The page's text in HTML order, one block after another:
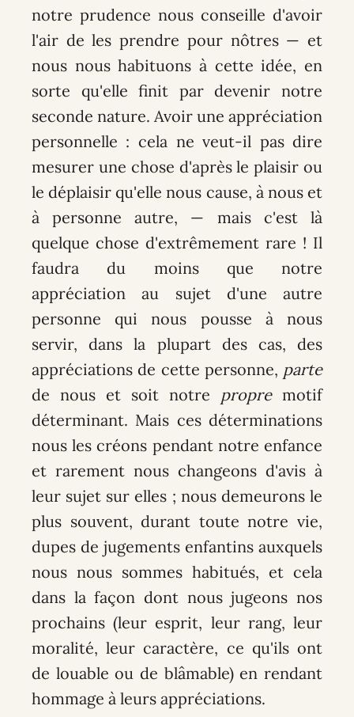
notre prudence nous conseille d'avoir
l'air de les prendre pour nôtres — et
nous nous habituons à cette idée, en
sorte qu'elle finit par devenir notre
seconde nature. Avoir une appréciation
personnelle : cela ne veut-il pas dire
mesurer une chose d'après le plaisir ou
le déplaisir qu'elle nous cause, à nous et
à personne autre, — mais c'est là
quelque chose d'extrêmement rare ! Il
faudra du moins que notre
appréciation au sujet d'une autre
personne qui nous pousse à nous
servir, dans la plupart des cas, des
appréciations de cette personne, parte
de nous et soit notre propremotif
déterminant. Mais ces déterminations
nous les créons pendant notre enfance
et rarement nous changeons d'avis à
leur sujet sur elles ; nous demeurons le
plus souvent, durant toute notre vie,
dupes de jugements enfantins auxquels
nous nous sommes habitués, et cela
dans la façon dont nous jugeons nos
prochains (leur esprit, leur rang, leur
moralité, leur caractère, ce qu'ils ont
de louable ou de blâmable) en rendant
hommage à leurs appréciations.